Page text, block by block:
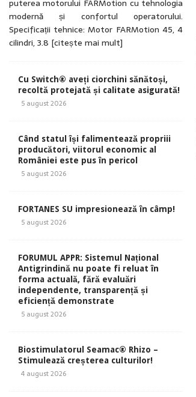
puterea motorului FARMotion cu tehnologia
modernă și confortul operatorului.
Specificații tehnice: Motor FARMotion 45, 4
cilindri, 3.8 [citește mai mult]
Cu Switch® aveți ciorchini sănătoși,
recoltă protejată și calitate asigurată!
5 august 2026
Când statul își falimentează propriii
producători, viitorul economic al
României este pus în pericol
5 august 2026
FORTANES SU impresionează în câmp!
5 august 2026
FORUMUL APPR: Sistemul Național
Antigrindină nu poate fi reluat în
forma actuală, fără evaluări
independente, transparență și
eficiență demonstrate
5 august 2026
Biostimulatorul Seamac® Rhizo –
Stimulează creșterea culturilor!
4 august 2026